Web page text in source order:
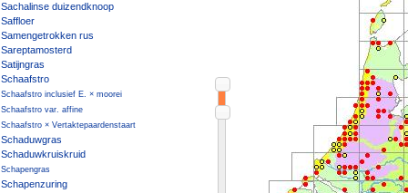
Sachalinse duizendknoop
Saffloer
Samengetrokken rus
Sareptamosterd
Satijngras
Schaafstro
Schaafstro inclusief E. × moorei
Schaafstro var. affine
Schaafstro × Vertaktepaardenstaart
Schaduwgras
Schaduwkruiskruid
Schapengras
Schapenzuring